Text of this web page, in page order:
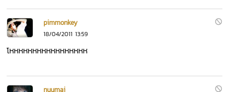
pimmonkey
18/04/2011 13:59
โหหหหหหหหหหหหหหหหห
nuumai